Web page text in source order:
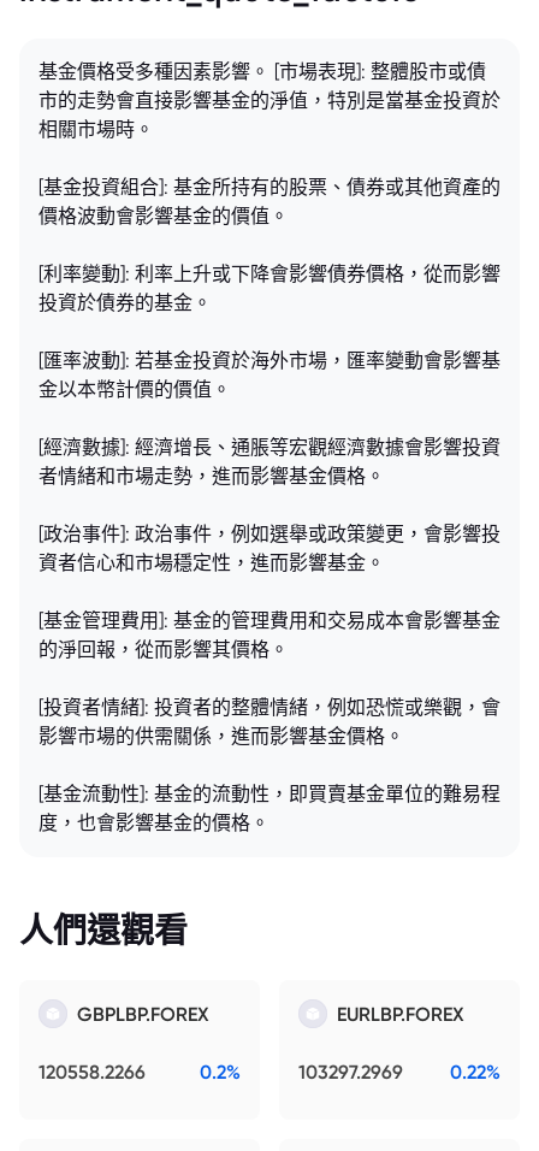
基金價格受多種因素影響。 [市場表現]: 整體股市或債
市的走勢會直接影響基金的淨值，特別是當基金投資於
相關市場時。
[基金投資組合]: 基金所持有的股票、債券或其他資產的
價格波動會影響基金的價值。
[利率變動]: 利率上升或下降會影響債券價格，從而影響
投資於債券的基金。
[匯率波動]: 若基金投資於海外市場，匯率變動會影響基
金以本幣計價的價值。
[經濟數據]: 經濟增長、通脹等宏觀經濟數據會影響投資
者情緒和市場走勢，進而影響基金價格。
[政治事件]: 政治事件，例如選舉或政策變更，會影響投
資者信心和市場穩定性，進而影響基金。
[基金管理費用]: 基金的管理費用和交易成本會影響基金
的淨回報，從而影響其價格。
[投資者情緒]: 投資者的整體情緒，例如恐慌或樂觀，會
影響市場的供需關係，進而影響基金價格。
[基金流動性]: 基金的流動性，即買賣基金單位的難易程
度，也會影響基金的價格。
人們還觀看
GBPLBP.FOREX
120558.2266 0.2%
EURLBP.FOREX
103297.2969 0.22%